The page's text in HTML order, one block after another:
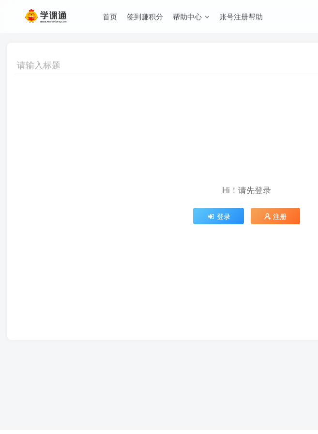
首页 签到赚积分 帮助中心 账号注册帮助
Hi！请先登录
登录 注册